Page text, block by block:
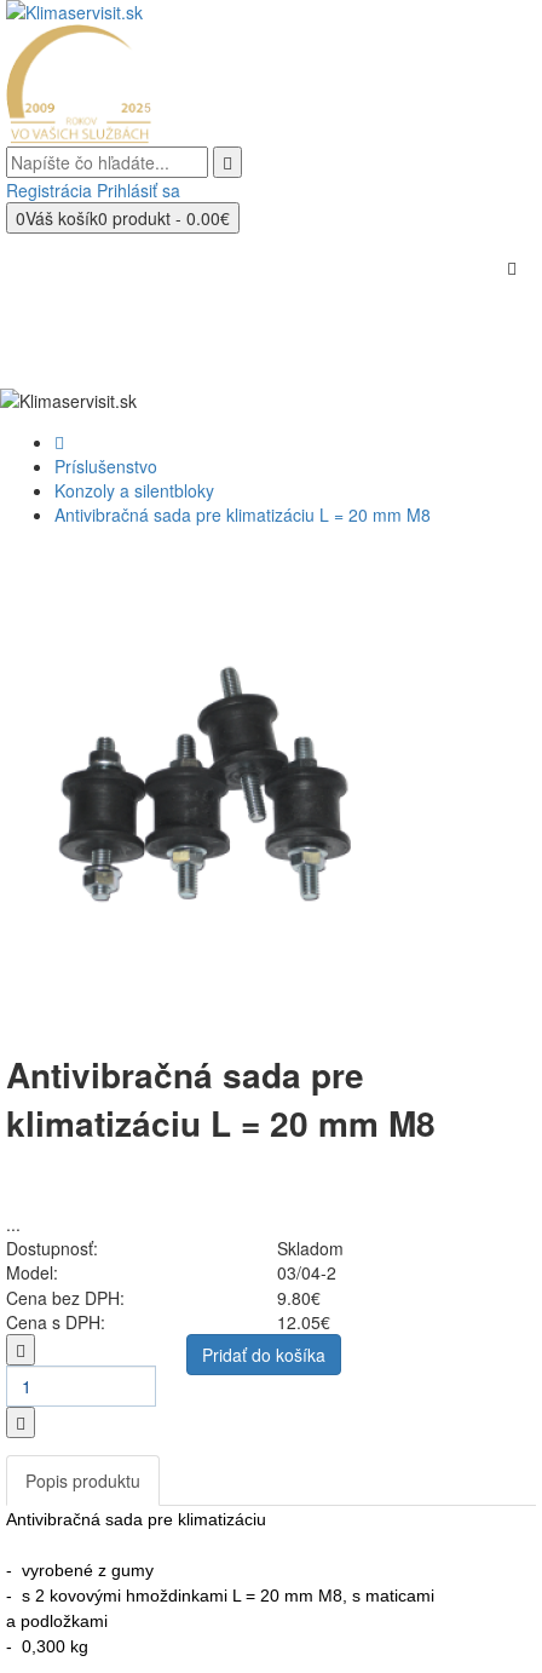
Registrácia Prihlásiť sa
0Váš košík0 produkt - 0.00€
Príslušenstvo
Konzoly a silentbloky
Antivibračná sada pre klimatizáciu L = 20 mm M8
Antivibračná sada pre
klimatizáciu L = 20 mm M8
...
Dostupnosť:
Skladom
Model:
03/04-2
Cena bez DPH:
9.80€
Cena s DPH:
12.05€
Pridať do košíka
Popis produktu
Antivibračná sada pre klimatizáciu
- vyrobené z gumy
- s 2 kovovými hmoždinkami L = 20 mm M8, s maticami
a podložkami
- 0,300 kg